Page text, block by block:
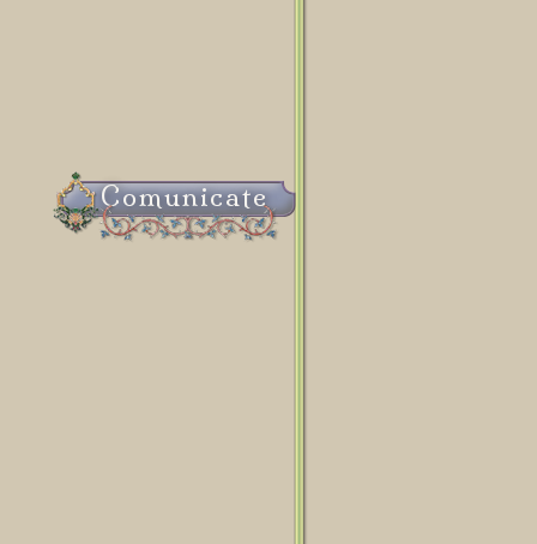
Comunicate